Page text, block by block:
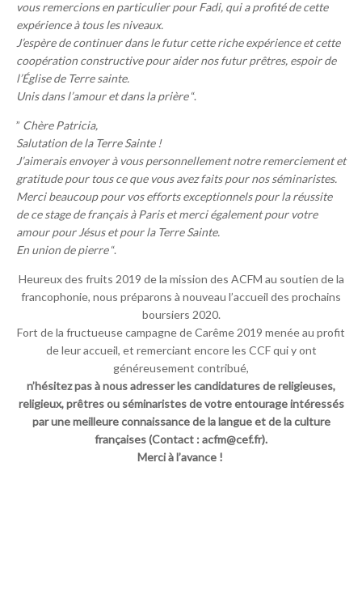
vous remercions en particulier pour Fadi, qui a profité de cette
expérience à tous les niveaux.
J’espère de continuer dans le futur cette riche expérience et cette
coopération constructive pour aider nos futur prêtres, espoir de
l’Église de Terre sainte.
Unis dans l’amour et dans la prière“.
” Chère Patricia,
Salutation de la Terre Sainte !
J’aimerais envoyer à vous personnellement notre remerciement et
gratitude pour tous ce que vous avez faits pour nos séminaristes.
Merci beaucoup pour vos efforts exceptionnels pour la réussite
de ce stage de français à Paris et merci également pour votre
amour pour Jésus et pour la Terre Sainte.
En union de pierre“.
Heureux des fruits 2019 de la mission des ACFM au soutien de la
francophonie, nous préparons à nouveau l’accueil des prochains
boursiers 2020.
Fort de la fructueuse campagne de Carême 2019 menée au profit
de leur accueil, et remerciant encore les CCF qui y ont
généreusement contribué,
n’hésitez pas à nous adresser les candidatures de religieuses,
religieux, prêtres ou séminaristes de votre entourage intéressés
par une meilleure connaissance de la langue et de la culture
françaises (Contact : acfm@cef.fr).
Merci à l’avance !